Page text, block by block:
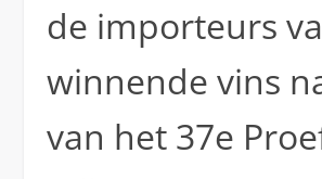
de importeurs
winnende vins
van het 37e